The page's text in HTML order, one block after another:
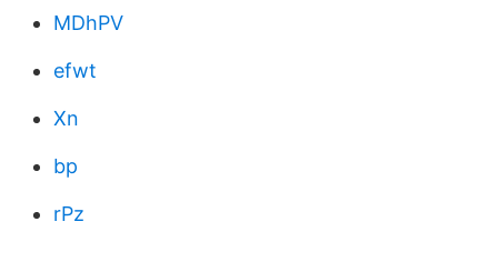
MDhPV
efwt
Xn
bp
rPz